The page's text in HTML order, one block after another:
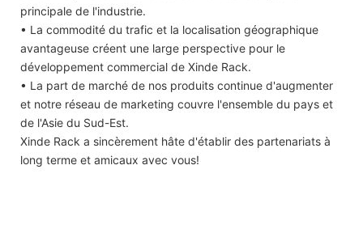
principale de l'industrie.
• La commodité du trafic et la localisation géographique
avantageuse créent une large perspective pour le
développement commercial de Xinde Rack.
• La part de marché de nos produits continue d'augmenter
et notre réseau de marketing couvre l'ensemble du pays et
de l'Asie du Sud-Est.
Xinde Rack a sincèrement hâte d'établir des partenariats à
long terme et amicaux avec vous!